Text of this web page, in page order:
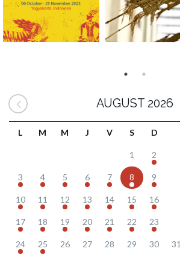
AUGUST 2026
L M M J V S D
1 2
3 4 5 6 7 8 9
10 11 12 13 14 15 16
17 18 19 20 21 22 23
24 25 26 27 28 29 30 31